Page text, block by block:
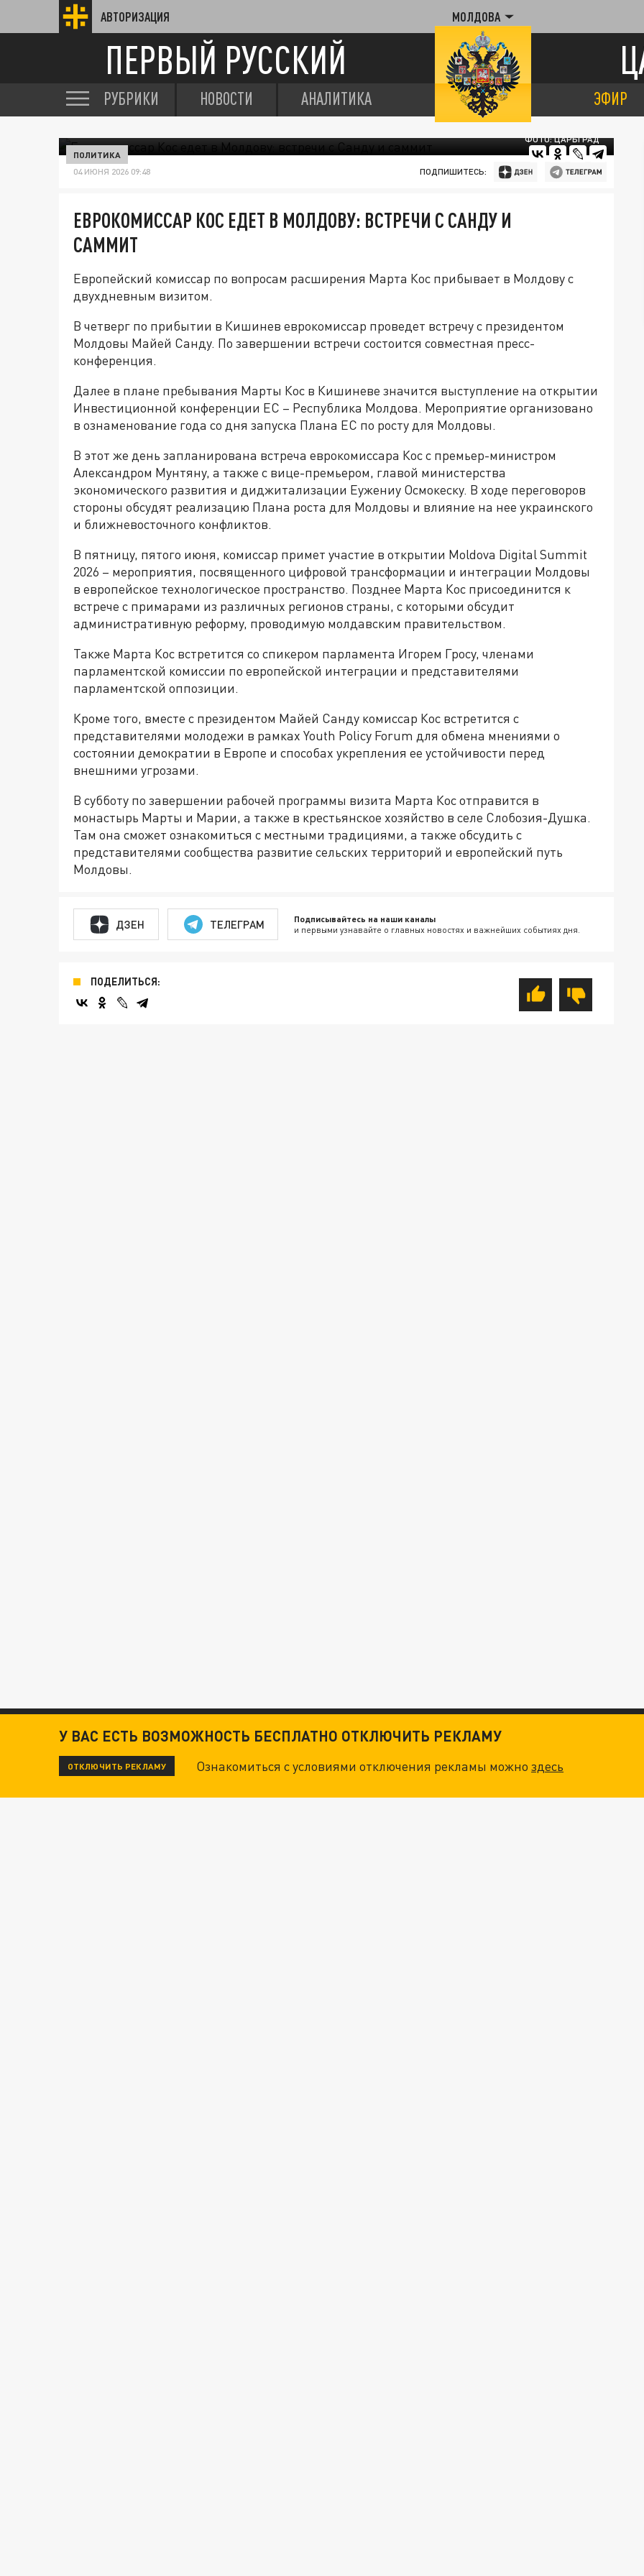
АВТОРИЗАЦИЯ МОЛДОВА
ПЕРВЫЙ РУССКИЙ
РУБРИКИ НОВОСТИ АНАЛИТИКА ЭФИР
ФОТО: ЦАРЬГРАД
ПОЛИТИКА
04 ИЮНЯ 2026 09:48 ПОДПИШИТЕСЬ:
ЕВРОКОМИССАР КОС ЕДЕТ В МОЛДОВУ: ВСТРЕЧИ С САНДУ И
САММИТ
Европейский комиссар по вопросам расширения Марта Кос прибывает в Молдову с
двухдневным визитом.
В четверг по прибытии в Кишинев еврокомиссар проведет встречу с президентом
Молдовы Майей Санду. По завершении встречи состоится совместная пресс-
конференция.
Далее в плане пребывания Марты Кос в Кишиневе значится выступление на открытии
Инвестиционной конференции ЕС – Республика Молдова. Мероприятие организовано
в ознаменование года со дня запуска Плана ЕС по росту для Молдовы.
В этот же день запланирована встреча еврокомиссара Кос с премьер-министром
Александром Мунтяну, а также с вице-премьером, главой министерства
экономического развития и диджитализации Еужениу Осмокеску. В ходе переговоров
стороны обсудят реализацию Плана роста для Молдовы и влияние на нее украинского
и ближневосточного конфликтов.
В пятницу, пятого июня, комиссар примет участие в открытии Moldova Digital Summit
2026 – мероприятия, посвященного цифровой трансформации и интеграции Молдовы
в европейское технологическое пространство. Позднее Марта Кос присоединится к
встрече с примарами из различных регионов страны, с которыми обсудит
административную реформу, проводимую молдавским правительством.
Также Марта Кос встретится со спикером парламента Игорем Гросу, членами
парламентской комиссии по европейской интеграции и представителями
парламентской оппозиции.
Кроме того, вместе с президентом Майей Санду комиссар Кос встретится с
представителями молодежи в рамках Youth Policy Forum для обмена мнениями о
состоянии демократии в Европе и способах укрепления ее устойчивости перед
внешними угрозами.
В субботу по завершении рабочей программы визита Марта Кос отправится в
монастырь Марты и Марии, а также в крестьянское хозяйство в селе Слобозия-Душка.
Там она сможет ознакомиться с местными традициями, а также обсудить с
представителями сообщества развитие сельских территорий и европейский путь
Молдовы.
ДЗЕН ТЕЛЕГРАМ Подписывайтесь на наши каналы
и первыми узнавайте о главных новостях и важнейших событиях дня.
ПОДЕЛИТЬСЯ:
У ВАС ЕСТЬ ВОЗМОЖНОСТЬ БЕСПЛАТНО ОТКЛЮЧИТЬ РЕКЛАМУ
ОТКЛЮЧИТЬ РЕКЛАМУ Ознакомиться с условиями отключения рекламы можноздесь